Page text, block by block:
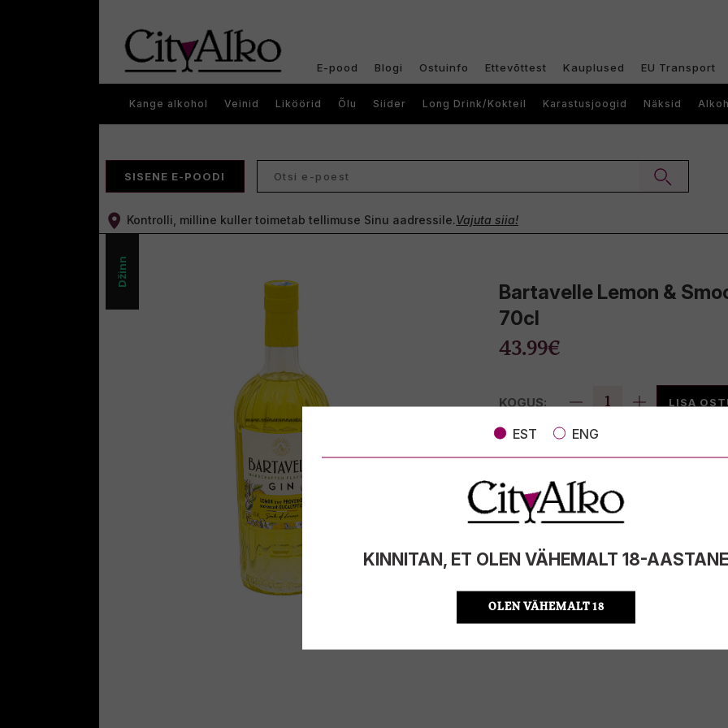
EST ENG
KINNITAN, ET OLEN VÄHEMALT 18-AASTANE
OLEN VÄHEMALT 18
E-pood Blogi Ostuinfo Ettevõttest Kauplused EU Transport
Kange alkohol Veinid Liköörid Õlu Siider Long Drink/Kokteil Karastusjoogid Näksid
SISENE E-POODI
Kontrolli, milline kuller toimetab tellimuse Sinu aadressile.Vajuta siia!
Džinn
Bartavelle Lemon &
70cl
43.99€
KOGUS: LISA
PÄRITOLURIIK
TOOTE LIIK
KOOD